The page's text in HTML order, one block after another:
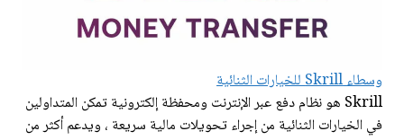
وسطاء Skrill للخيارات الثنائية
Skrill هو نظام دفع عبر الإنترنت ومحفظة إلكترونية تمكن المتداولين
في الخيارات الثنائية من إجراء تحويلات مالية سريعة ، ويدعم أكثر من